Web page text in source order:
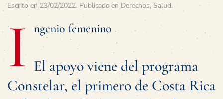
Escrito en 23/02/2022. Publicado en Derechos, Salud.
I ngenio femenino
El apoyo viene del programa
Constelar, el primero de Costa Rica